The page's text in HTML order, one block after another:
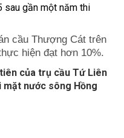
cầu Thượng Cát trên
hiện đạt hơn 10%.
của trụ cầu Tứ Liên
mặt nước sông Hồng